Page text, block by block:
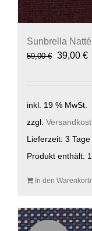
Sunbrella
59,00€ 39,00 €
inkl. 19 % MwSt.
zzgl.
Lieferzeit: 3 Tage
Produkt enthält: 1
In den Warenkorb